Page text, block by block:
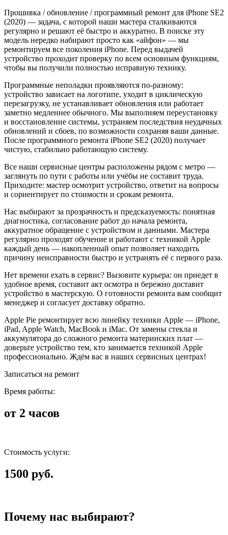
Прошивка / обновление / программный ремонт для iPhone SE2
(2020) — задача, с которой наши мастера сталкиваются
регулярно и решают её быстро и аккуратно. В поиске эту
модель нередко набирают просто как «айфон» — мы
ремонтируем все поколения iPhone. Перед выдачей
устройство проходит проверку по всем основным функциям,
чтобы вы получили полностью исправную технику.
Программные неполадки проявляются по-разному:
устройство зависает на логотипе, уходит в циклическую
перезагрузку, не устанавливает обновления или работает
заметно медленнее обычного. Мы выполняем переустановку
и восстановление системы, устраняем последствия неудачных
обновлений и сбоев, по возможности сохраняя ваши данные.
После программного ремонта iPhone SE2 (2020) получает
чистую, стабильно работающую систему.
Все наши сервисные центры расположены рядом с метро —
заглянуть по пути с работы или учёбы не составит труда.
Приходите: мастер осмотрит устройство, ответит на вопросы
и сориентирует по стоимости и срокам ремонта.
Нас выбирают за прозрачность и предсказуемость: понятная
диагностика, согласование работ до начала ремонта,
аккуратное обращение с устройством и данными. Мастера
регулярно проходят обучение и работают с техникой Apple
каждый день — накопленный опыт позволяет находить
причину неисправности быстро и устранять её с первого раза.
Нет времени ехать в сервис? Вызовите курьера: он приедет в
удобное время, составит акт осмотра и бережно доставит
устройство в мастерскую. О готовности ремонта вам сообщит
менеджер и согласует доставку обратно.
Apple Pie ремонтирует всю линейку техники Apple — iPhone,
iPad, Apple Watch, MacBook и iMac. От замены стекла и
аккумулятора до сложного ремонта материнских плат —
доверьте устройство тем, кто занимается техникой Apple
профессионально. Ждём вас в наших сервисных центрах!
Записаться на ремонт
Время работы:
от 2 часов
Стоимость услуги:
1500 руб.
Почему нас выбирают?